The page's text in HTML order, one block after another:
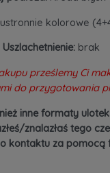
kolorowe
Uszlachetnienie:brak
prześlemy Ci
do przygotowania
inne formaty
znalazłaś tego
kontaktu za pomocą